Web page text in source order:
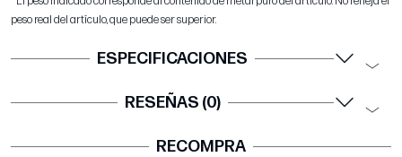
peso real del artículo, que puede ser superior.
ESPECIFICACIONES
RESEÑAS (0)
RECOMPRA